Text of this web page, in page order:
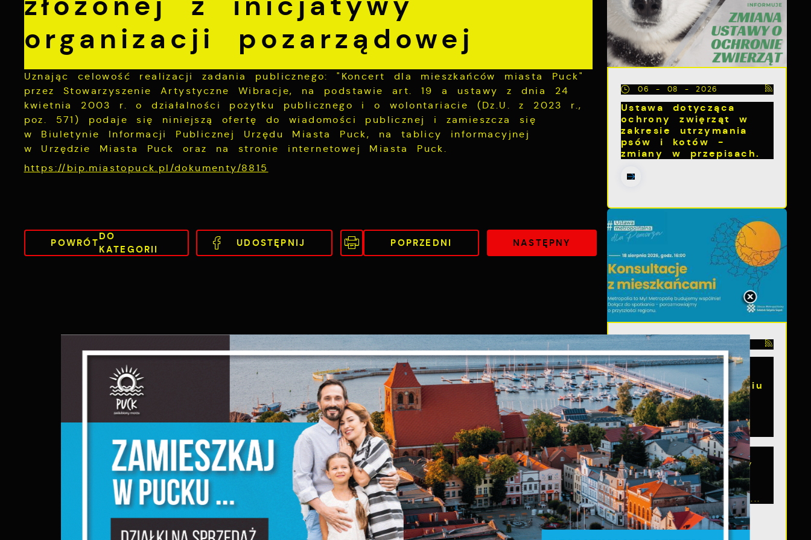
organizacji pozarządowej
Uznając celowość realizacji zadania publicznego: "Koncert dla mieszkańców miasta Puck"
przez Stowarzyszenie Artystyczne Wibracje, na podstawie art. 19 a ustawy z dnia 24
kwietnia 2003 r. o działalności pożytku publicznego i o wolontariacie (Dz.U. z 2023 r.,
poz. 571) podaje się niniejszą ofertę do wiadomości publicznej i zamieszcza się
w Biuletynie Informacji Publicznej Urzędu Miasta Puck, na tablicy informacyjnej
w Urzędzie Miasta Puck oraz na stronie internetowej Miasta Puck.
https://bip.miastopuck.pl/dokumenty/8815
POWRÓT
DO
KATEGORII
UDOSTĘPNIJ POPRZEDNI NASTĘPNY
06 - 08 - 2026
Ustawa dotycząca
ochrony zwięrząt w
zakresie utrzymania
psów i kotów -
zmiany w przepisach.
06 - 08 - 2026
Spotkanie
konsultacyjne
poświęcone powołaniu
związku
metropolitalnego w
województwie
pomorskim
Szanowni Państwo,
serdecznie zapraszamy
na otwarte spotkanie
konsultacyjne,
poświęcone powołaniu...
Szanujemy Twoją prywatność. Możesz zmienić ustawienia
cookies lub zaakceptować je wszystkie. W dowolnym
momencie możesz dokonać zmiany swoich ustawień.
Niezbędne
Niezbędne pliki cookies służą do prawidłowego
funkcjonowania strony internetowej i umożliwiają Ci
komfortowe korzystanie z oferowanych przez nas usług.
Pliki cookies odpowiadają na podejmowane przez Ciebie
działania w celu m.in. dostosowania Twoich ustawień
preferencji prywatności, logowania czy wypełniania
formularzy. Dzięki plikom cookies strona, z której korzystasz,
może działać bez zakłóceń.
Funkcjonalne i personalizacyjne
Tego typu pliki cookies umożliwiają stronie internetowej